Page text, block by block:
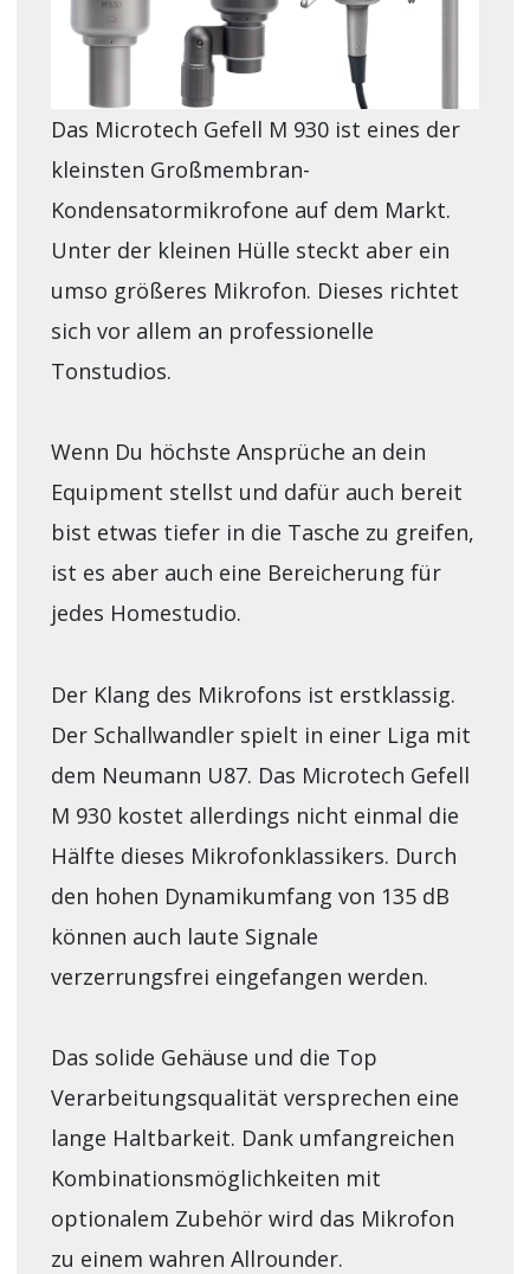
Das Microtech Gefell M 930 ist eines der
kleinsten Großmembran-
Kondensatormikrofone auf dem Markt.
Unter der kleinen Hülle steckt aber ein
umso größeres Mikrofon. Dieses richtet
sich vor allem an professionelle
Tonstudios.
Wenn Du höchste Ansprüche an dein
Equipment stellst und dafür auch bereit
bist etwas tiefer in die Tasche zu greifen,
ist es aber auch eine Bereicherung für
jedes Homestudio.
Der Klang des Mikrofons ist erstklassig.
Der Schallwandler spielt in einer Liga mit
dem Neumann U87. Das Microtech Gefell
M 930 kostet allerdings nicht einmal die
Hälfte dieses Mikrofonklassikers. Durch
den hohen Dynamikumfang von 135 dB
können auch laute Signale
verzerrungsfrei eingefangen werden.
Das solide Gehäuse und die Top
Verarbeitungsqualität versprechen eine
lange Haltbarkeit. Dank umfangreichen
Kombinationsmöglichkeiten mit
optionalem Zubehör wird das Mikrofon
zu einem wahren Allrounder.